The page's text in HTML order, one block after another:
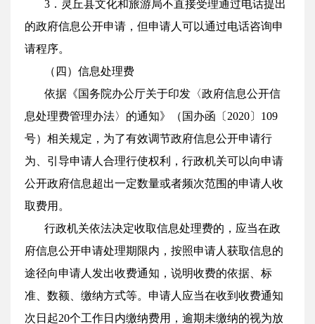
3．灵丘县文化和旅游局不直接受理通过电话提出
的政府信息公开申请，但申请人可以通过电话咨询申
请程序。
（四）信息处理费
依据《国务院办公厅关于印发〈政府信息公开信
息处理费管理办法〉的通知》（国办函〔2020〕109
号）相关规定，为了有效调节政府信息公开申请行
为、引导申请人合理行使权利，行政机关可以向申请
公开政府信息超出一定数量或者频次范围的申请人收
取费用。
行政机关依法决定收取信息处理费的，应当在政
府信息公开申请处理期限内，按照申请人获取信息的
途径向申请人发出收费通知，说明收费的依据、标
准、数额、缴纳方式等。申请人应当在收到收费通知
次日起20个工作日内缴纳费用，逾期未缴纳的视为放